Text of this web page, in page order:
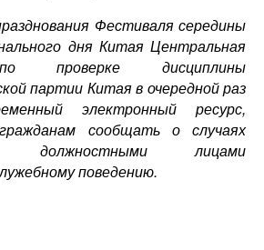
Фестиваля середины
дня Китая Центральная
проверке дисциплины
партии Китая в очередной раз
электронный ресурс,
сообщать о случаях
должностными лицами
поведению.